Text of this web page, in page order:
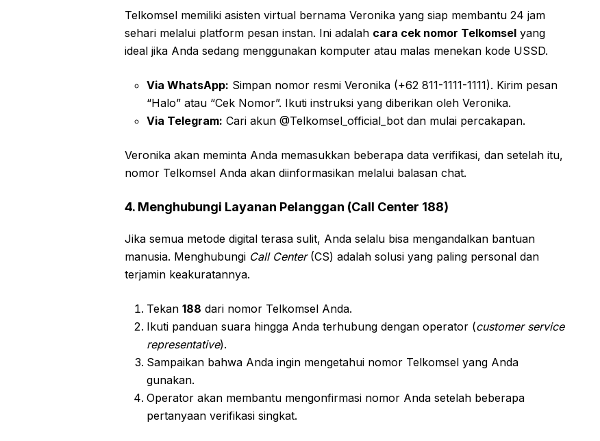
Telkomsel memiliki asisten virtual bernama Veronika yang siap membantu 24 jam
sehari melalui platform pesan instan. Ini adalah cara cek nomor Telkomsel yang
ideal jika Anda sedang menggunakan komputer atau malas menekan kode USSD.
Via WhatsApp: Simpan nomor resmi Veronika (+62 811-1111-1111). Kirim pesan
“Halo” atau “Cek Nomor”. Ikuti instruksi yang diberikan oleh Veronika.
Via Telegram: Cari akun @Telkomsel_official_bot dan mulai percakapan.
Veronika akan meminta Anda memasukkan beberapa data verifikasi, dan setelah itu,
nomor Telkomsel Anda akan diinformasikan melalui balasan chat.
4. Menghubungi Layanan Pelanggan (Call Center 188)
Jika semua metode digital terasa sulit, Anda selalu bisa mengandalkan bantuan
manusia. Menghubungi Call Center(CS) adalah solusi yang paling personal dan
terjamin keakuratannya.
Tekan 188 dari nomor Telkomsel Anda.
Ikuti panduan suara hingga Anda terhubung dengan operator (customer service
representative).
Sampaikan bahwa Anda ingin mengetahui nomor Telkomsel yang Anda
gunakan.
Operator akan membantu mengonfirmasi nomor Anda setelah beberapa
pertanyaan verifikasi singkat.